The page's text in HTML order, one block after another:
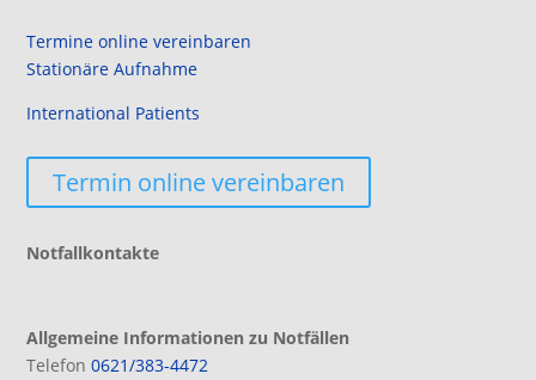
Termine online vereinbaren
Stationäre Aufnahme
International Patients
Termin online vereinbaren
Notfallkontakte
Allgemeine Informationen zu Notfällen
Telefon0621/383-4472